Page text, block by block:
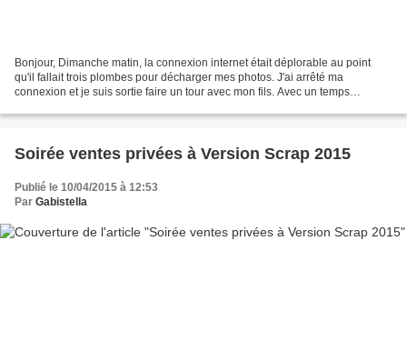
Bonjour, Dimanche matin, la connexion internet était déplorable au point
qu'il fallait trois plombes pour décharger mes photos. J'ai arrêté ma
connexion et je suis sortie faire un tour avec mon fils. Avec un temps
Soirée ventes privées à Version Scrap 2015
Publié le 10/04/2015 à 12:53
Par Gabistella